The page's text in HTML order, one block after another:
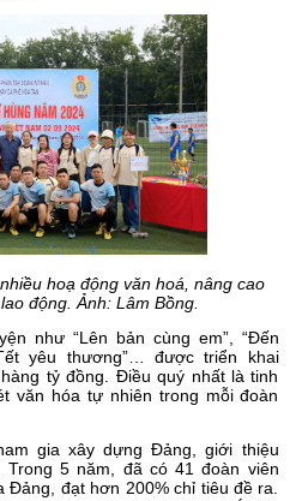
hoạ động văn hoá, nâng cao
động. Ảnh: Lâm Bồng.
như “Lên bản cùng em”, “Đến
yêu thương”… được triển khai
tỷ đồng. Điều quý nhất là tinh
văn hóa tự nhiên trong mỗi đoàn
gia xây dựng Đảng, giới thiệu
5 năm, đã có 41 đoàn viên
đạt hơn 200% chỉ tiêu đề ra.